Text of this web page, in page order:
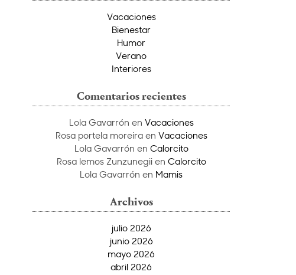
Vacaciones
Bienestar
Humor
Verano
Interiores
Comentarios recientes
Lola Gavarrón en Vacaciones
Rosa portela moreiraen Vacaciones
Lola Gavarrón en Calorcito
Rosa lemos Zunzunegiien Calorcito
Lola Gavarrón en Mamis
Archivos
julio 2026
junio 2026
mayo 2026
abril 2026